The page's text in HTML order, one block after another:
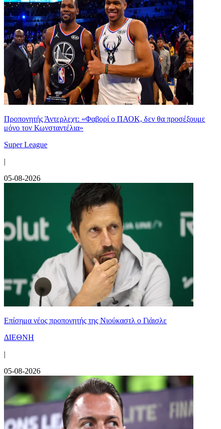
Προπονητής Άντερλεχτ: «Φαβορί ο ΠΑΟΚ, δεν θα προσέξουμε
μόνο τον Κωνσταντέλια»
Super League
|
05-08-2026
Επίσημα νέος προπονητής της Νιούκαστλ ο Γιάισλε
ΔΙΕΘΝΗ
|
05-08-2026